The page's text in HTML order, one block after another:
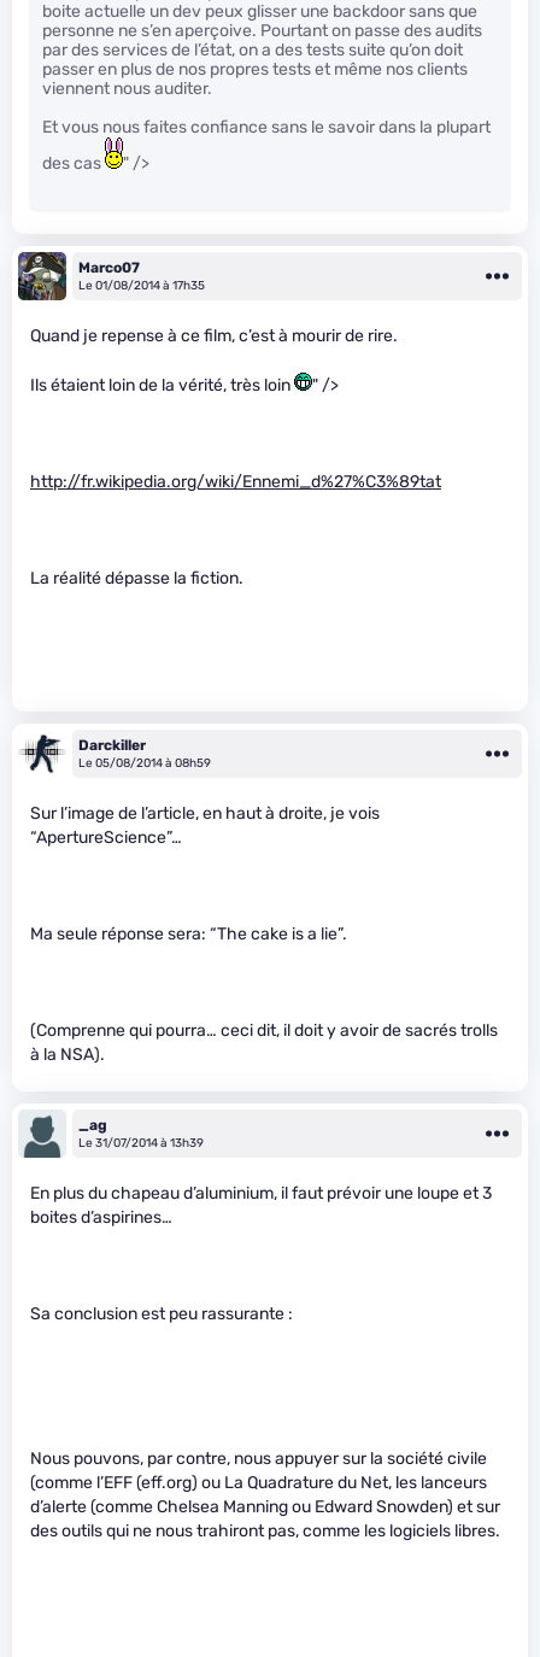
boite actuelle un dev peux glisser une backdoor sans que
personne ne s’en aperçoive. Pourtant on passe des audits
par des services de l’état, on a des tests suite qu’on doit
passer en plus de nos propres tests et même nos clients
viennent nous auditer.
Et vous nous faites confiance sans le savoir dans la plupart
des cas
" />
Marco07
Le 01/08/2014 à 17h35
Quand je repense à ce film, c’est à mourir de rire.
Ils étaient loin de la vérité, très loin " />
http://fr.wikipedia.org/wiki/Ennemi_d%27%C3%89tat
La réalité dépasse la fiction.
Darckiller
Le 05/08/2014 à 08h59
Sur l’image de l’article, en haut à droite, je vois
“ApertureScience”…
Ma seule réponse sera: “The cake is a lie”.
(Comprenne qui pourra… ceci dit, il doit y avoir de sacrés trolls
à la NSA).
_ag
Le 31/07/2014 à 13h39
En plus du chapeau d’aluminium, il faut prévoir une loupe et 3
boites d’aspirines…
Sa conclusion est peu rassurante :
Nous pouvons, par contre, nous appuyer sur la société civile
(comme l’EFF (eff.org) ou La Quadrature du Net, les lanceurs
d’alerte (comme Chelsea Manning ou Edward Snowden) et sur
des outils qui ne nous trahiront pas, comme les logiciels libres.